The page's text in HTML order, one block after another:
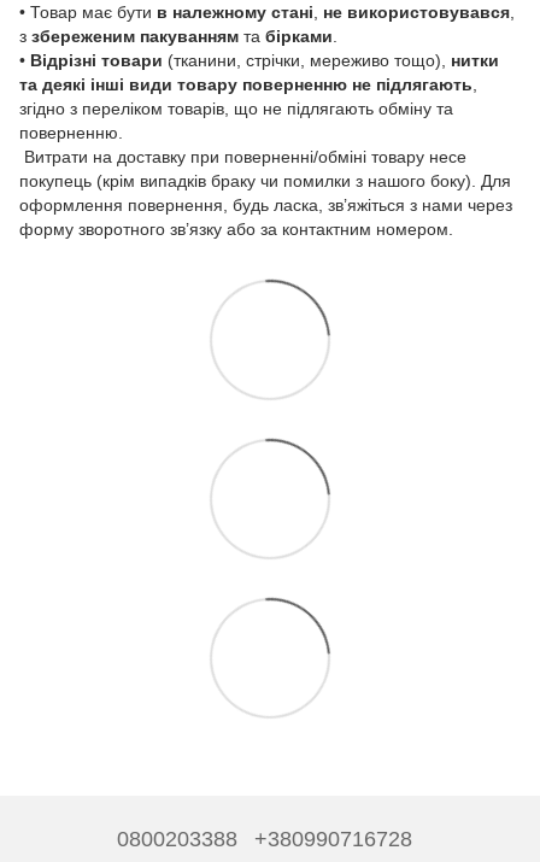
• Товар має бути в належному стані не використовувався
з збереженим пакуванням та бірками
• Відрізні товари (тканини, стрічки, мереживо тощо), нитки
та деякі інші види товару поверненню не підлягають
згідно з переліком товарів, що не підлягають обміну та
поверненню.
Витрати на доставку при поверненні/обміні товару несе
покупець (крім випадків браку чи помилки з нашого боку). Для
оформлення повернення, будь ласка, зв’яжіться з нами через
форму зворотного зв’язку або за контактним номером.
0800203388 +380990716728